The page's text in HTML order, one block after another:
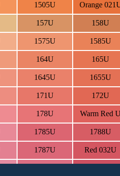
1505U Orange
157U 158U
1575U 1585U
164U 165U
1645U 1655U
171U 172U
178U Warm Red
1785U 1788U
1787U Red 032U